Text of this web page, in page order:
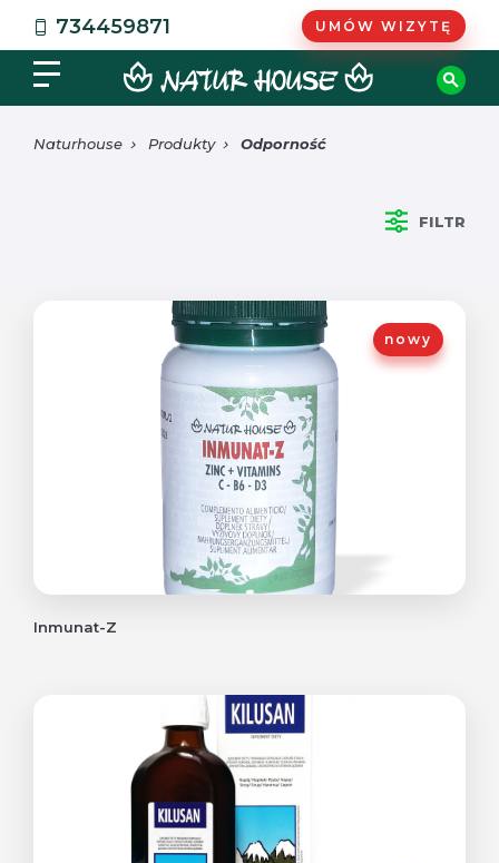
734459871 UMÓW WIZYTĘ
Naturhouse Produkty Odporność
FILTR
nowy
Inmunat-Z